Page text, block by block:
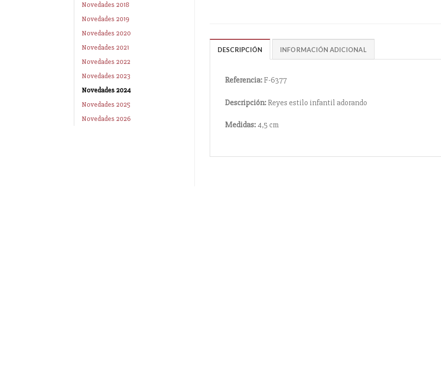
Novedades 2018
Novedades 2019
Novedades 2020
Novedades 2021
Novedades 2022
Novedades 2023
Novedades 2024
Novedades 2025
Novedades 2026
DESCRIPCIÓN INFORMACIÓN ADICIONAL
Referencia:F-6377
Descripción:Reyes estilo infantil adorando
Medidas:4,5 cm